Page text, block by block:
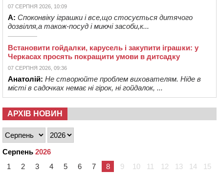
07 СЕРПНЯ 2026, 10:09
А: Споконвіку іграшки і все,що стосується дитячого
дозвілля,а також-посуд і миючі засоби,к...
Встановити гойдалки, карусель і закупити іграшки: у
Черкасах просять покращити умови в дитсадку
07 СЕРПНЯ 2026, 09:36
Анатолій: Не створюйте проблем вихователям. Ніде в
місті в садочках немає ні гірок, ні гойдалок, ...
АРХІВ НОВИН
Серпень 2026
1
2 3 4 5 6 7 8 9 10 11 12 13 14
15